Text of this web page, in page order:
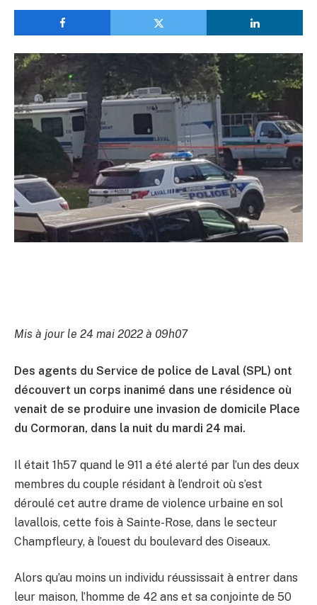
Mis à jour le 24 mai 2022 à 09h07
Des agents du Service de police de Laval (SPL) ont
découvert un corps inanimé dans une résidence où
venait de se produire une invasion de domicile Place
du Cormoran, dans la nuit du mardi 24 mai.
Il était 1h57 quand le 911 a été alerté par l’un des deux
membres du couple résidant à l’endroit où s’est
déroulé cet autre drame de violence urbaine en sol
lavallois, cette fois à Sainte-Rose, dans le secteur
Champfleury, à l’ouest du boulevard des Oiseaux.
Alors qu’au moins un individu réussissait à entrer dans
leur maison, l’homme de 42 ans et sa conjointe de 50